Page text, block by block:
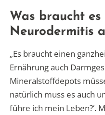
Was braucht
Neurodermitis
„Es braucht einen
Ernährung auch
Mineralstoffdepots
natürlich muss es auch
führe ich mein Leben?‘.